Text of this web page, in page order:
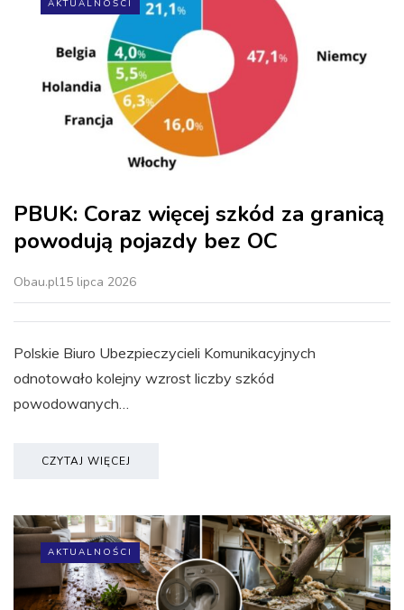
AKTUALNOŚCI
PBUK: Coraz więcej szkód za granicą
powodują pojazdy bez OC
Obau.pl15 lipca 2026
Polskie Biuro Ubezpieczycieli Komunikacyjnych
odnotowało kolejny wzrost liczby szkód
powodowanych…
CZYTAJ WIĘCEJ
AKTUALNOŚCI